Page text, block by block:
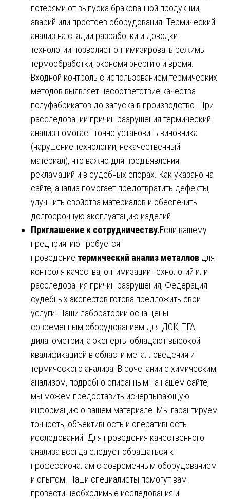
потерями от выпуска бракованной продукции,
аварий или простоев оборудования. Термический
анализ на стадии разработки и доводки
технологии позволяет оптимизировать режимы
термообработки, экономя энергию и время.
Входной контроль с использованием термических
методов выявляет несоответствие качества
полуфабрикатов до запуска в производство. При
расследовании причин разрушения термический
анализ помогает точно установить виновника
(нарушение технологии, некачественный
материал), что важно для предъявления
рекламаций и в судебных спорах. Как указано на
сайте, анализ помогает предотвратить дефекты,
улучшить свойства материалов и обеспечить
долгосрочную эксплуатацию изделий.
Приглашение к сотрудничеству.Если вашему
предприятию требуется
проведение термический анализ металлов для
контроля качества, оптимизации технологий или
расследования причин разрушения, Федерация
судебных экспертов готова предложить свои
услуги. Наши лаборатории оснащены
современным оборудованием для ДСК, ТГА,
дилатометрии, а эксперты обладают высокой
квалификацией в области металловедения и
термического анализа. В сочетании с химическим
анализом, подробно описанным на нашем сайте,
мы можем предоставить исчерпывающую
информацию о вашем материале. Мы гарантируем
точность, объективность и оперативность
исследований. Для проведения качественного
анализа всегда следует обращаться к
профессионалам с современным оборудованием
и опытом. Наши специалисты помогут вам
провести необходимые исследования и